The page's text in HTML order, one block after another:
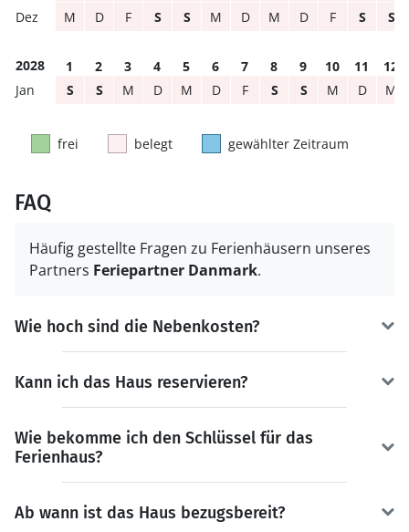
M D F S S M D M D F S S
2028 1 2 3 4 5 6 7 8 9 10 11
12
S
S M D M D F S S M D M
frei belegt gewählter Zeitraum
FAQ
Häufig gestellte Fragen zu Ferienhäusern unseres
Partners Feriepartner Danmark.
Wie hoch sind die Nebenkosten?
Kann ich das Haus reservieren?
Wie bekomme ich den Schlüssel für das
Ferienhaus?
Ab wann ist das Haus bezugsbereit?